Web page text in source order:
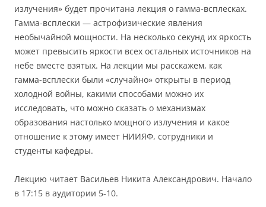
излучения» будет прочитана лекция о гамма-всплесках.
Гамма-всплески — астрофизические явления
необычайной мощности. На несколько секунд их яркость
может превысить яркости всех остальных источников на
небе вместе взятых. На лекции мы расскажем, как
гамма-всплески были «случайно» открыты в период
холодной войны, какими способами можно их
исследовать, что можно сказать о механизмах
образования настолько мощного излучения и какое
отношение к этому имеет НИИЯФ, сотрудники и
студенты кафедры.
Лекцию читает Васильев Никита Александрович. Начало
в 17:15 в аудитории 5-10.